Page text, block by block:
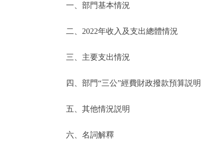
便民服務
仲介服務
一、部門基本情況
二、2022年收入及支出總體情況
三、主要支出情況
四、部門“三公”經費財政撥款預算説明
五、其他情況説明
六、名詞解釋